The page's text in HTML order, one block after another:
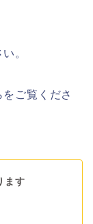
。
ご覧くださ
ます